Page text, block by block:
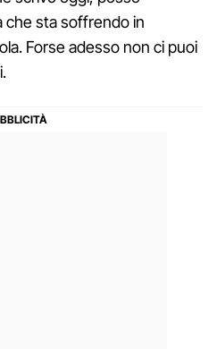
che sta soffrendo in
Forse adesso non ci puoi